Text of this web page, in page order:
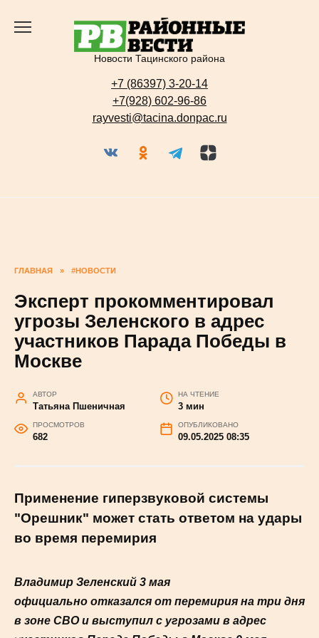
Новости Тацинского района
+7 (86397) 3-20-14
+7(928) 602-96-86
rayvesti@tacina.donpac.ru
ГЛАВНАЯ » #НОВОСТИ
Эксперт прокомментировал
угрозы Зеленского в адрес
участников Парада Победы в
Москве
АВТОР
Татьяна Пшеничная
НА ЧТЕНИЕ
3 мин
ПРОСМОТРОВ
682
ОПУБЛИКОВАНО
09.05.2025 08:35
Применение гиперзвуковой системы
"Орешник" может стать ответом на удары
во время перемирия
Владимир Зеленский 3 мая
официально отказался от перемирия на три дня
в зоне СВО и выступил с угрозами в адрес